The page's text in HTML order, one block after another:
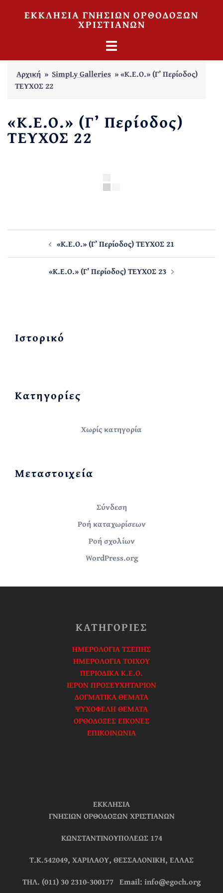
ΕΚΚΛΗΣΙΑ ΓΝΗΣΙΩΝ ΟΡΘΟΔΟΞΩΝ
ΧΡΙΣΤΙΑΝΩΝ
TOGGLE
MENU
Αρχική » SimpLy Galleries »«Κ.Ε.Ο.» (Γ’ Περίοδος)
ΤΕΥΧΟΣ 22
«Κ.Ε.Ο.» (Γ’ Περίοδος)
ΤΕΥΧΟΣ 22
Post
navigation«Κ.Ε.Ο.» (Γ’ Περίοδος) ΤΕΥΧΟΣ 21
«Κ.Ε.Ο.» (Γ’ Περίοδος) ΤΕΥΧΟΣ 23
Ιστορικό
Kατηγορίες
Χωρίς κατηγορία
Μεταστοιχεία
Σύνδεση
Ροή καταχωρίσεων
Ροή σχολίων
WordPress.org
ΚΑΤΗΓΟΡΙΕΣ
ΗΜΕΡΟΛΟΓΙΑ ΤΣΕΠΗΣ
ΗΜΕΡΟΛΟΓΙΑ ΤΟΙΧΟΥ
ΠΕΡΙΟΔΙΚΑ Κ.Ε.Ο.
ΙΕΡΟΝ ΠΡΟΣΕΥΧΗΤΑΡΙΟΝ
ΔΟΓΜΑΤΙΚΑ ΘΕΜΑΤΑ
ΨΥΧΟΦΕΛΗ ΘΕΜΑΤΑ
ΟΡΘΟΔΟΞΕΣ ΕΙΚΟΝΕΣ
ΕΠΙΚΟΙΝΩΝΙΑ
ΕΚΚΛΗΣΙΑ
ΓΝΗΣΙΩΝ ΟΡΘΟΔΟΞΩΝ ΧΡΙΣΤΙΑΝΩΝ
ΚΩΝΣΤΑΝΤΙΝΟΥΠΟΛΕΩΣ 174
Τ.Κ.542049, ΧΑΡΙΛΑΟΥ, ΘΕΣΣΑΛΟΝΙΚΗ, ΕΛΛΑΣ
ΤΗΛ. (011) 30 2310-300177 Email: info@egoch.org